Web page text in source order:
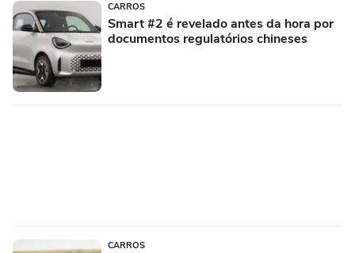
CARROS
Smart #2 é revelado antes da hora por
documentos regulatórios chineses
CARROS